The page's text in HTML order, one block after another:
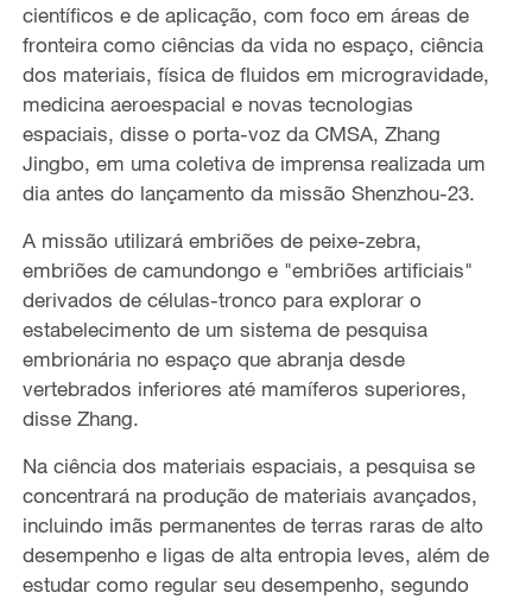
científicos e de aplicação, com foco em áreas de
fronteira como ciências da vida no espaço, ciência
dos materiais, física de fluidos em microgravidade,
medicina aeroespacial e novas tecnologias
espaciais, disse o porta-voz da CMSA, Zhang
Jingbo, em uma coletiva de imprensa realizada um
dia antes do lançamento da missão Shenzhou-23.
A missão utilizará embriões de peixe-zebra,
embriões de camundongo e "embriões artificiais"
derivados de células-tronco para explorar o
estabelecimento de um sistema de pesquisa
embrionária no espaço que abranja desde
vertebrados inferiores até mamíferos superiores,
disse Zhang.
Na ciência dos materiais espaciais, a pesquisa se
concentrará na produção de materiais avançados,
incluindo imãs permanentes de terras raras de alto
desempenho e ligas de alta entropia leves, além de
estudar como regular seu desempenho, segundo